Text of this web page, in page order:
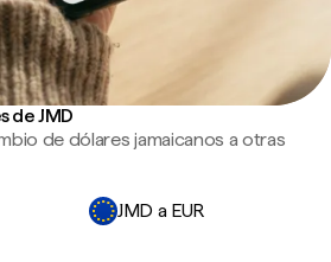
de JMD
de dólares jamaicanos a otras
JMD a EUR